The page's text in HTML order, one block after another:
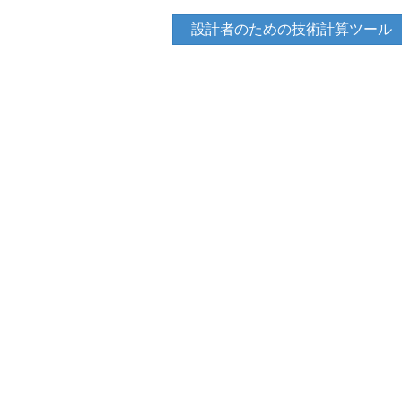
設計者のための技術計算ツー